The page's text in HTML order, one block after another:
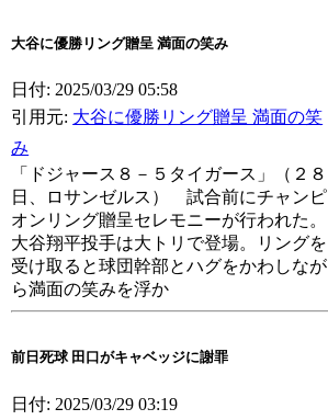
大谷に優勝リング贈呈 満面の笑み
日付: 2025/03/29 05:58
引用元: 大谷に優勝リング贈呈 満面の笑
み
「ドジャース８－５タイガース」（２８
日、ロサンゼルス） 試合前にチャンピ
オンリング贈呈セレモニーが行われた。
大谷翔平投手は大トリで登場。リングを
受け取ると球団幹部とハグをかわしなが
ら満面の笑みを浮か
前日死球 田口がキャベッジに謝罪
日付: 2025/03/29 03:19